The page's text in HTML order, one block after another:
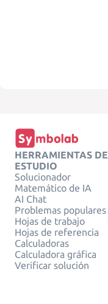
HERRAMIENTAS DE
ESTUDIO
Solucionador
Matemático de IA
AI Chat
Problemas populares
Hojas de trabajo
Hojas de referencia
Calculadoras
Calculadora gráfica
Verificar solución